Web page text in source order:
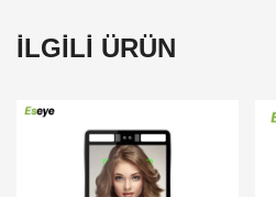
İLGİLİ ÜRÜN